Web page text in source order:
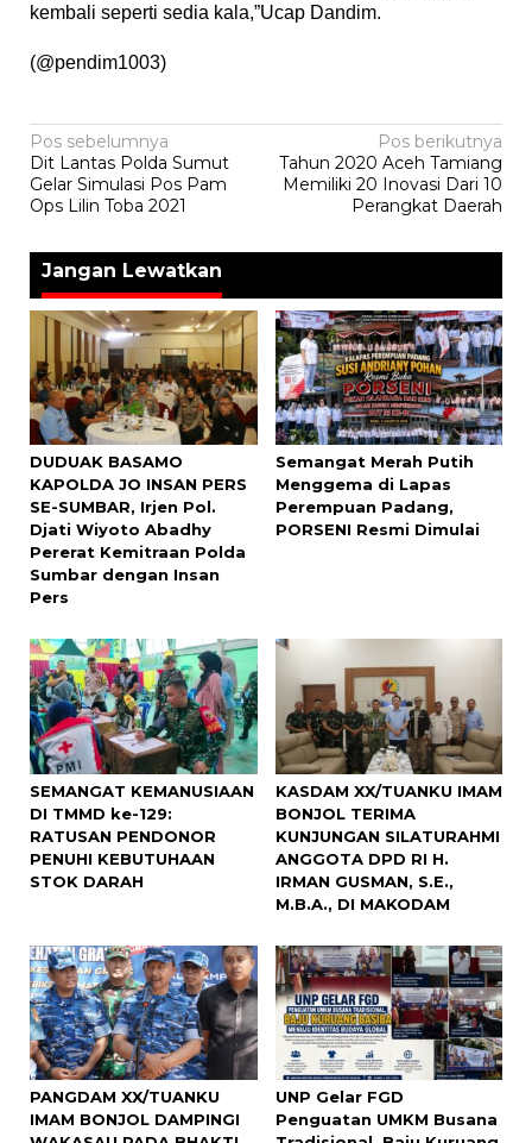
kembali seperti sedia kala,”Ucap Dandim.
(@pendim1003)
Navigasi
pos
Pos sebelumnya
Dit Lantas Polda Sumut
Gelar Simulasi Pos Pam
Ops Lilin Toba 2021
Pos berikutnya
Tahun 2020 Aceh Tamiang
Memiliki 20 Inovasi Dari 10
Perangkat Daerah
Jangan Lewatkan
DUDUAK BASAMO
KAPOLDA JO INSAN PERS
SE-SUMBAR, Irjen Pol.
Djati Wiyoto Abadhy
Pererat Kemitraan Polda
Sumbar dengan Insan
Pers
Semangat Merah Putih
Menggema di Lapas
Perempuan Padang,
PORSENI Resmi Dimulai
SEMANGAT KEMANUSIAAN
DI TMMD ke-129:
RATUSAN PENDONOR
PENUHI KEBUTUHAAN
STOK DARAH
KASDAM XX/TUANKU IMAM
BONJOL TERIMA
KUNJUNGAN SILATURAHMI
ANGGOTA DPD RI H.
IRMAN GUSMAN, S.E.,
M.B.A., DI MAKODAM
PANGDAM XX/TUANKU
IMAM BONJOL DAMPINGI
UNP Gelar FGD
Penguatan UMKM Busana